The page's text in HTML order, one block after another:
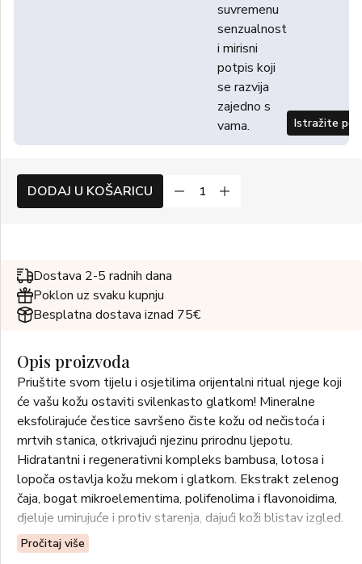
suvremenu
senzualnost
i mirisni
potpis koji
se razvija
zajedno s
vama.
Istražite
DODAJ U KOŠARICU
Dostava 2-5 radnih dana
Poklon uz svaku kupnju
Besplatna dostava iznad 75€
Opis proizvoda
Priuštite svom tijelu i osjetilima orijentalni ritual njege koji
će vašu kožu ostaviti svilenkasto glatkom! Mineralne
eksfolirajuće čestice savršeno čiste kožu od nečistoća i
mrtvih stanica, otkrivajući njezinu prirodnu ljepotu.
Hidratantni i regenerativni kompleks bambusa, lotosa i
lopoča ostavlja kožu mekom i glatkom. Ekstrakt zelenog
čaja, bogat mikroelementima, polifenolima i flavonoidima,
djeluje umirujuće i protiv starenja, dajući koži blistav izgled.
Orijentalni miris vraća ravnotežu i vodi misli u cvjetne
predjele Japana.
Pročitaj više